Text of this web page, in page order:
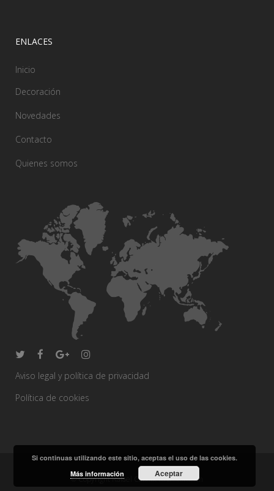
ENLACES
Inicio
Decoración
Novedades
Contacto
Quienes somos
Aviso legal y política de privacidad
Política de cookies
© Copyright Rafael Caballero Decoración
Si continuas utilizando este sitio, aceptas el uso de las cookies.
Más información
Aceptar